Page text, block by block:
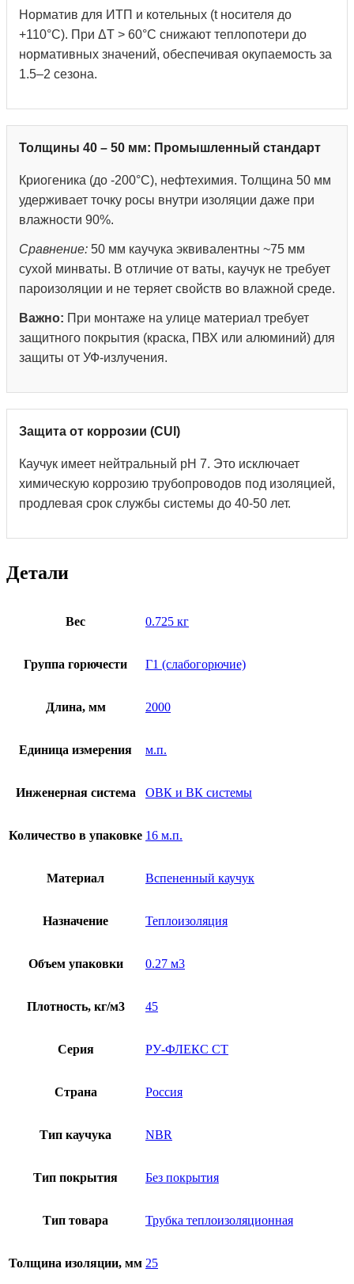
Норматив для ИТП и котельных (t носителя до
+110°С). При ΔT > 60°C снижают теплопотери до
нормативных значений, обеспечивая окупаемость за
1.5–2 сезона.
Толщины 40 – 50 мм: Промышленный стандарт
Криогеника (до -200°С), нефтехимия. Толщина 50 мм
удерживает точку росы внутри изоляции даже при
влажности 90%.
Сравнение: 50 мм каучука эквивалентны ~75 мм
сухой минваты. В отличие от ваты, каучук не требует
пароизоляции и не теряет свойств во влажной среде.
Важно: При монтаже на улице материал требует
защитного покрытия (краска, ПВХ или алюминий) для
защиты от УФ-излучения.
Защита от коррозии (CUI)
Каучук имеет нейтральный pH 7. Это исключает
химическую коррозию трубопроводов под изоляцией,
продлевая срок службы системы до 40-50 лет.
Детали
Вес 0.725 кг
Группа горючести Г1 (слабогорючие)
Длина, мм 2000
Единица измерения м.п.
Инженерная система ОВК и ВК системы
Количество в упаковке 16 м.п.
Материал Вспененный каучук
Назначение Теплоизоляция
Объем упаковки 0.27 м3
Плотность, кг/м3 45
Серия РУ-ФЛЕКС СТ
Страна Россия
Тип каучука NBR
Тип покрытия Без покрытия
Тип товара Трубка теплоизоляционная
Толщина изоляции, мм 25